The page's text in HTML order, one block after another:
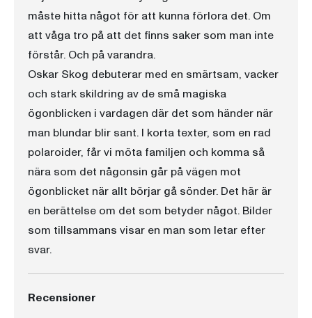
måste hitta något för att kunna förlora det. Om
att våga tro på att det finns saker som man inte
förstår. Och på varandra.
Oskar Skog debuterar med en smärtsam, vacker
och stark skildring av de små magiska
ögonblicken i vardagen där det som händer när
man blundar blir sant. I korta texter, som en rad
polaroider, får vi möta familjen och komma så
nära som det någonsin går på vägen mot
ögonblicket när allt börjar gå sönder. Det här är
en berättelse om det som betyder något. Bilder
som tillsammans visar en man som letar efter
svar.
Recensioner